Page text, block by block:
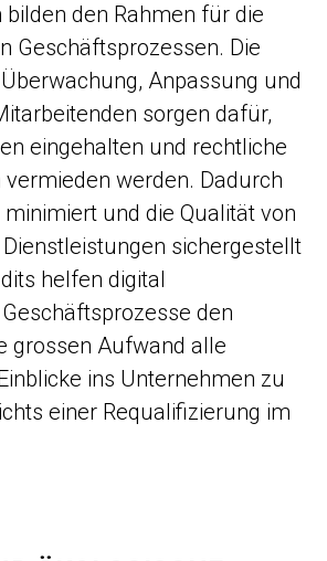
den Rahmen für die
Geschäftsprozessen. Die
Anpassung und
sorgen dafür,
eingehalten und rechtliche
werden. Dadurch
minimiert und die Qualität von
sichergestellt
helfen digital
den
grossen Aufwand alle
ins Unternehmen zu
einer Requalifizierung im